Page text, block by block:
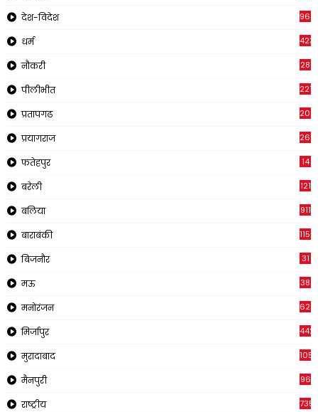
देश-विदेश 961
धर्म 423
नौकरी 28
पीलीभीत 2218
प्रतापगढ
प्रयागराज 269
फतेहपुर 14
बरेली 121
बलिया 911
बाराबंकी 1150
बिजनौर 31
मऊ 38
मनोरंजन 620
मिर्जापुर 442
मुरादाबाद 1057
मैनपुरी 96
राष्ट्रीय 7353